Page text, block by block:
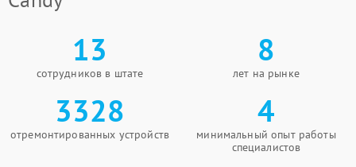
13
сотрудников в штате
8
лет на рынке
3328
отремонтированных устройств
4
минимальный опыт работы
специалистов